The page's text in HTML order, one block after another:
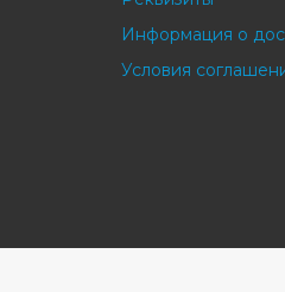
Информация о
Условия